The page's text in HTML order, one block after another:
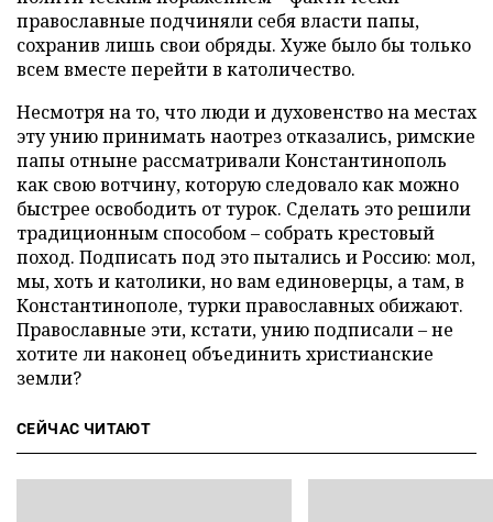
православные подчиняли себя власти папы,
сохранив лишь свои обряды. Хуже было бы только
всем вместе перейти в католичество.
Несмотря на то, что люди и духовенство на местах
эту унию принимать наотрез отказались, римские
папы отныне рассматривали Константинополь
как свою вотчину, которую следовало как можно
быстрее освободить от турок. Сделать это решили
традиционным способом – собрать крестовый
поход. Подписать под это пытались и Россию: мол,
мы, хоть и католики, но вам единоверцы, а там, в
Константинополе, турки православных обижают.
Православные эти, кстати, унию подписали – не
хотите ли наконец объединить христианские
земли?
СЕЙЧАС ЧИТАЮТ